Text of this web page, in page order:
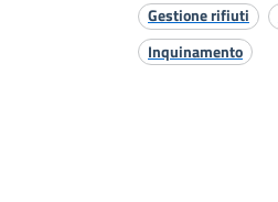
Gestione rifiuti
Inquinamento